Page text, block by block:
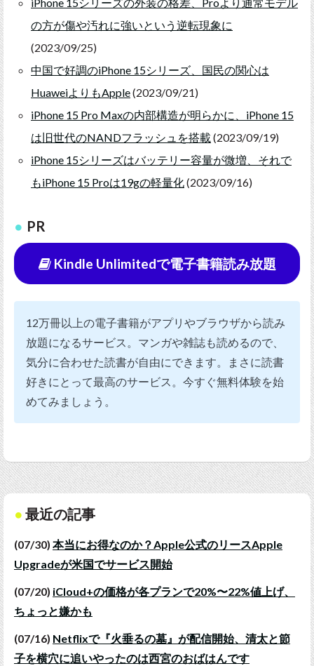
の方が傷や汚れに強いという逆転現象に
(2023/09/25)
中国で好調のiPhone 15シリーズ、国民の関心は
HuaweiよりもApple(2023/09/21)
iPhone 15 Pro Maxの内部構造が明らかに、iPhone 15
は旧世代のNANDフラッシュを搭載(2023/09/19)
iPhone 15シリーズはバッテリー容量が微増、それで
もiPhone 15 Proは19gの軽量化(2023/09/16)
PR
Kindle Unlimitedで電子書籍読み放題
12万冊以上の電子書籍がアプリやブラウザから読み
放題になるサービス。マンガや雑誌も読めるので、
気分に合わせた読書が自由にできます。まさに読書
好きにとって最高のサービス。今すぐ無料体験を始
めてみましょう。
最近の記事
(07/30) 本当にお得なのか？Apple公式のリースApple
Upgradeが米国でサービス開始
(07/20) iCloud+の価格が各プランで20%〜22%値上げ、
ちょっと嫌かも
(07/16) Netflixで『火垂るの墓』が配信開始、清太と節
子を横穴に追いやったのは西宮のおばはんです